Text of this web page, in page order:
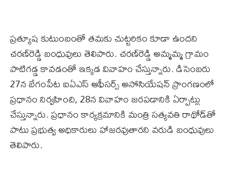
ప్రత్యూష కుటుంబంతో తమకు చుట్టరికం కూడా ఉందని
చరణ్‌రెడ్డి బంధువులు తెలిపారు. చరణ్‌రెడ్డి అమ్మమ్మ గ్రామం
పాటిగడ్డ కావడంతో ఇక్కడ వివాహం చేస్తున్నారు. డిసెంబరు
27న బేగంపేట ఐఏఎస్‌ ఆఫీసర్స్‌ అసోసియేషన్‌ ప్రాంగణంలో
ప్రధానం నిర్వహించి, 28న వివాహం జరపడానికి ఏర్పాట్లు
చేస్తున్నారు. ప్రధానం కార్యక్రమానికి మంత్రి సత్యవతి రాథోడ్‌తో
పాటు ప్రభుత్వ అధికారులు హాజరవుతారని వరుడి బంధువులు
తెలిపారు.